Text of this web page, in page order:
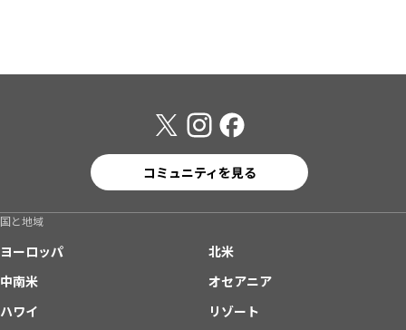
コミュニティを見る
国と地域
ヨーロッパ
北米
中南米
オセアニア
ハワイ
リゾート